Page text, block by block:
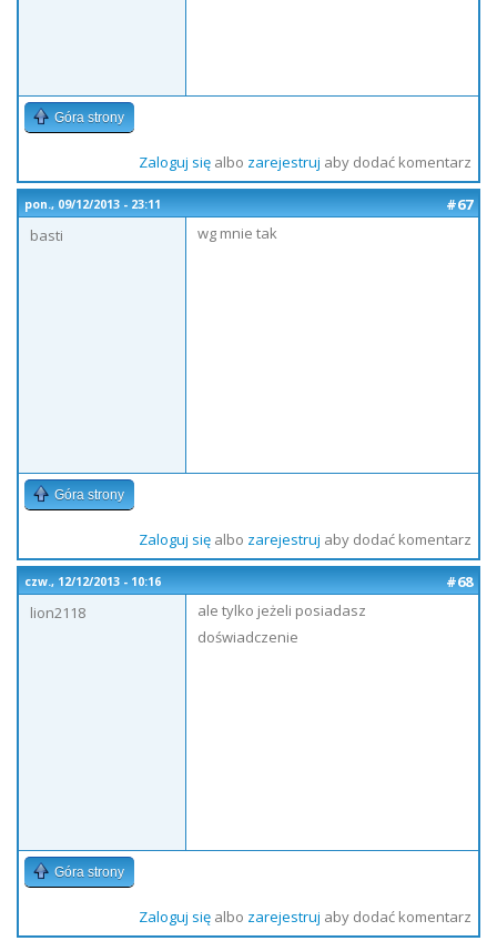
Góra strony
Zaloguj sięalbo zarejestruj aby dodać komentarz
pon., 09/12/2013 - 23:11
#67
basti
wg mnie tak
Góra strony
Zaloguj sięalbo zarejestruj aby dodać komentarz
czw., 12/12/2013 - 10:16
#68
lion2118
ale tylko jeżeli posiadasz
doświadczenie
Góra strony
Zaloguj sięalbo zarejestruj aby dodać komentarz